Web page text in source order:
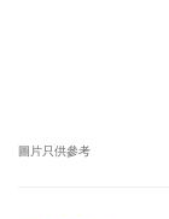
圖片只供參考